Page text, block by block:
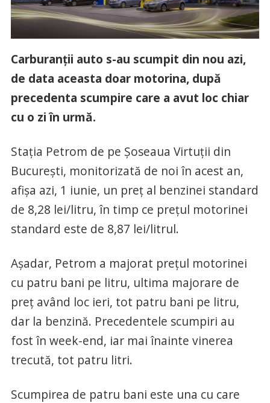
Carburanții auto s-au scumpit din nou azi,
de data aceasta doar motorina, după
precedenta scumpire care a avut loc chiar
cu o zi în urmă.
Stația Petrom de pe Șoseaua Virtuții din
București, monitorizată de noi în acest an,
afișa azi, 1 iunie, un preț al benzinei standard
de 8,28 lei/litru, în timp ce prețul motorinei
standard este de 8,87 lei/litrul.
Așadar, Petrom a majorat prețul motorinei
cu patru bani pe litru, ultima majorare de
preț având loc ieri, tot patru bani pe litru,
dar la benzină. Precedentele scumpiri au
fost în week-end, iar mai înainte vinerea
trecută, tot patru litri.
Scumpirea de patru bani este una cu care